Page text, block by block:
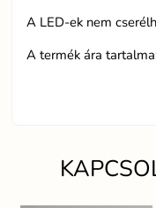
A LED-ek nem
A termék ára